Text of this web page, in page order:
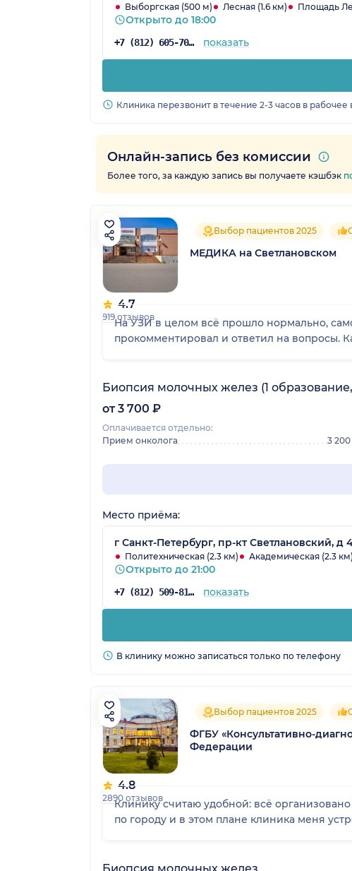
Выборгская (500 м) Лесная (1.6 км) Площадь
Открыто до 18:00
+7 (812) 605-70-83 показать
Клиника перезвонит в течение 2-3 часов в рабочее
Онлайн-запись без комиссии
Более того, за каждую запись вы получаете кэшбэк
4.7
919 отзывов
Выбор пациентов 2025
МЕДИКА на Светлановском
На УЗИ в целом всё прошло нормально,
прокомментировал и ответил на вопросы.
Биопсия молочных желез (1
от 3 700 ₽
Оплачивается отдельно:
Прием онколога
3
Место приёма:
г Санкт-Петербург, пр-кт Светлановский, д
Политехническая (2.3 км) Академическая (2.3 км)
Открыто до 21:00
+7 (812) 509-81-75 показать
В клинику можно записаться только по телефону
4.8
2890 отзывов
Выбор пациентов 2025
ФГБУ «Консультативно-
Федерации
Клинику считаю удобной: всё
по городу и в этом плане клиника меня